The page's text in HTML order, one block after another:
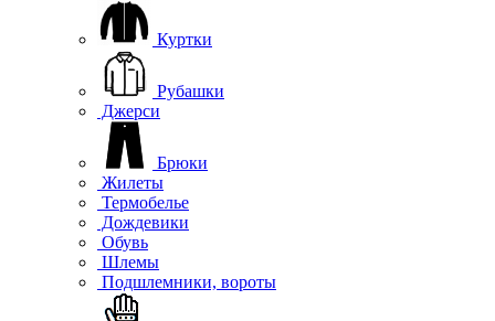
Куртки
Рубашки
Джерси
Брюки
Жилеты
Термобелье
Дождевики
Обувь
Шлемы
Подшлемники, вороты